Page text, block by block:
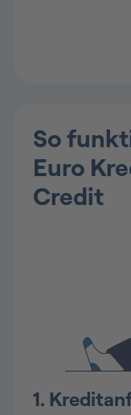
So
Euro
Credit
1.